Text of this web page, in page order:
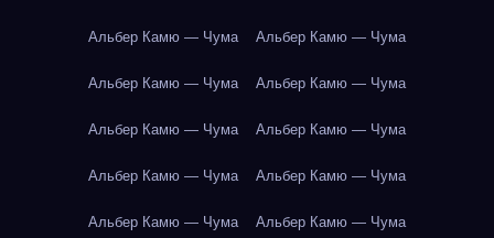
Альбер Камю — Чума Альбер Камю — Чума
Альбер Камю — Чума Альбер Камю — Чума
Альбер Камю — Чума Альбер Камю — Чума
Альбер Камю — Чума Альбер Камю — Чума
Альбер Камю — Чума Альбер Камю — Чума